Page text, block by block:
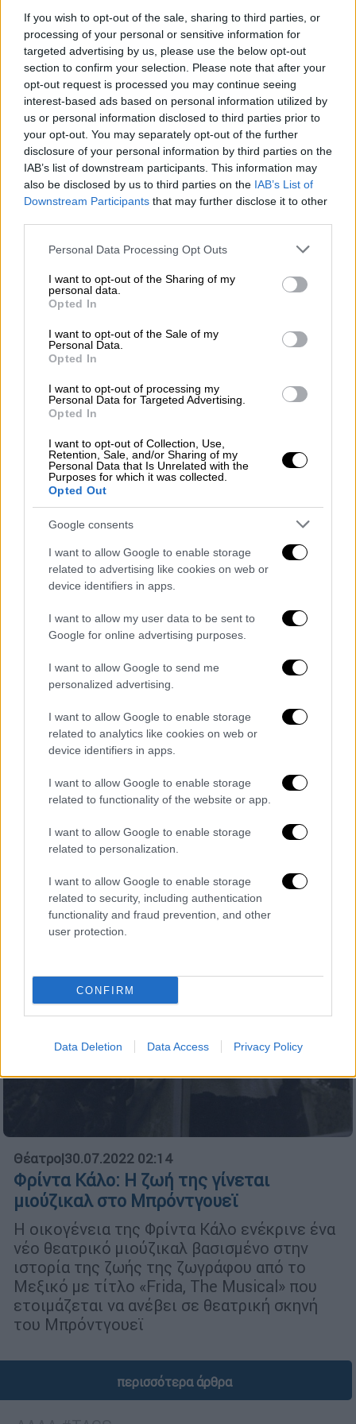
If you wish to opt-out of the sale, sharing to third parties, or
processing of your personal or sensitive information for
targeted advertising by us, please use the below opt-out
section to confirm your selection. Please note that after your
opt-out request is processed you may continue seeing
interest-based ads based on personal information utilized by
us or personal information disclosed to third parties prior to
your opt-out. You may separately opt-out of the further
disclosure of your personal information by third parties on the
IAB’s list of downstream participants. This information may
also be disclosed by us to third parties on the IAB’s List of
Downstream Participants that may further disclose it to other
Please note that this website/app uses one or more Google
not limited to your visit or usage behaviour. You may click to
grant or deny consent to Google and its third-party tags to
use your data for below specified purposes in below Google
consent section.
Personal Data Processing Opt Outs
I want to opt-out of the Sharing of my
personal data.
Opted In
I want to opt-out of the Sale of my
Personal Data.
Opted In
I want to opt-out of processing my
Personal Data for Targeted Advertising.
Opted In
I want to opt-out of Collection, Use,
Retention, Sale, and/or Sharing of my
Personal Data that Is Unrelated with the
Purposes for which it was collected.
Opted Out
Google consents
I want to allow Google to enable storage
related to advertising like cookies on web or
device identifiers in apps.
I want to allow my user data to be sent to
Google for online advertising purposes.
I want to allow Google to send me
personalized advertising.
I want to allow Google to enable storage
related to analytics like cookies on web or
device identifiers in apps.
I want to allow Google to enable storage
related to functionality of the website or app.
I want to allow Google to enable storage
related to personalization.
I want to allow Google to enable storage
related to security, including authentication
functionality and fraud prevention, and other
user protection.
CONFIRM
Data Deletion Data Access Privacy Policy
μην επιστρέψω ποτέ»...
Πολιτισμός |26.05.2025 23:00
Η Tate Modern φωτίζει την
εμβληματική διαδρομή της Φρίντα Κάλο
Για έξι μήνες ο εντυπωσιακός χώρος τέχνης
του Λονδίνου θα γεμίσει με τη ζωή της
Μεξικανής καλλιτέχνιδας
Κόσμος|30.09.2022 19:52
Απίστευτο περιστατικό: Έκαψε σκίτσο
αμύθητης αξίας της Φρίντα Κάλο και
βρίσκεται στο στόχαστρο των αρχών
Στο Μεξικό, η σκόπιμη καταστροφή ενός
Θέατρο|30.07.2022 02:14
Φρίντα Κάλο: Η ζωή της γίνεται
μιούζικαλ στο Μπρόντγουεϊ
Η οικογένεια της Φρίντα Κάλο ενέκρινε ένα
νέο θεατρικό μιούζικαλ βασισμένο στην
ιστορία της ζωής της ζωγράφου από το
Μεξικό με τίτλο «Frida, The Musical» που
ετοιμάζεται να ανέβει σε θεατρική σκηνή
του Μπρόντγουεϊ
περισσότερα άρθρα